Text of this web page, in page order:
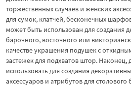
торжественных случаев и женских
для сумок, клатчей, бесконечных
может быть использован для создания
барочного, восточного или
качестве украшения подушек с
застежек для подхватов штор.
использовать для создания
аксессуаров и атрибутов для